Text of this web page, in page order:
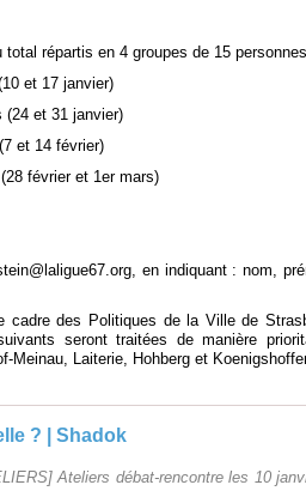
répartis en 4 groupes de 15
et 17 janvier)
(24 et 31 janvier)
et 14 février)
février et 1er mars)
en indiquant : nom,
cadre des Politiques de la Ville de
seront traitées de manière
Meinau, Laiterie, Hohberg et
? | Shadok
Ateliers débat-rencontre les 10